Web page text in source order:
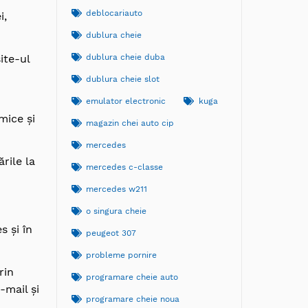
ul
și
la
și în
mail și
deblocariauto
dublura cheie
dublura cheie duba
dublura cheie slot
emulator electronic kuga
magazin chei auto cip
mercedes
mercedes c-classe
mercedes w211
o singura cheie
peugeot 307
probleme pornire
programare cheie auto
programare cheie noua